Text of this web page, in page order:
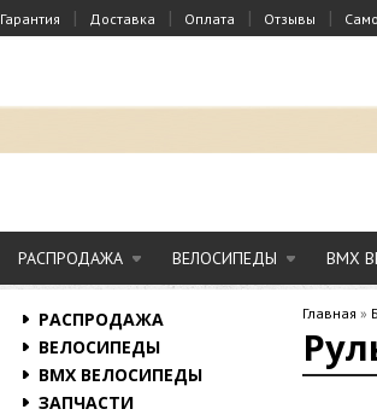
Гарантия | Доставка | Оплата | Отзывы |
РАСПРОДАЖА ВЕЛОСИПЕДЫ BMX
РАСПРОДАЖА
ВЕЛОСИПЕДЫ
BMX ВЕЛОСИПЕДЫ
ЗАПЧАСТИ
Главная »